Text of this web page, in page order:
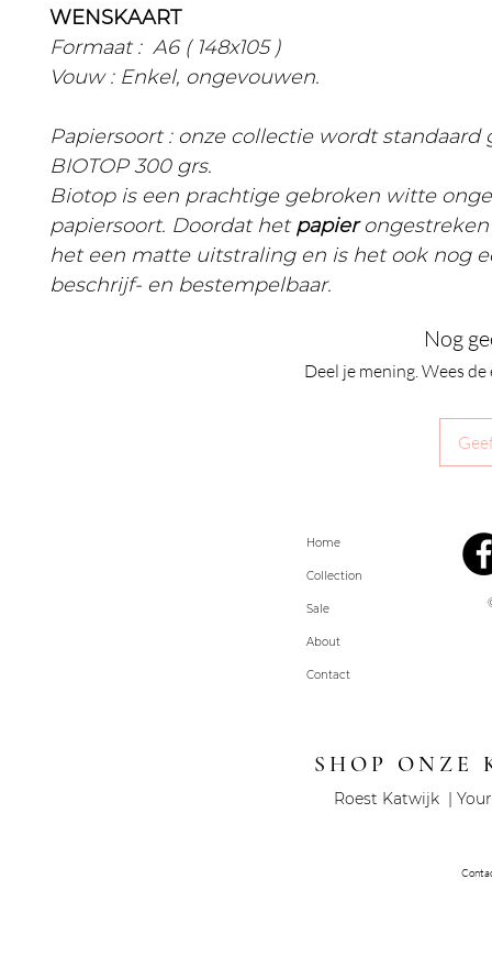
WENSKAART
Formaat : A6 ( 148x105 )
Vouw : Enkel, ongevouwen.
Papiersoort : onze collectie wordt standaard
BIOTOP 300 grs.
Biotop is een prachtige gebroken witte
papiersoort. Doordat het papierongestreken
het een matte uitstraling en is het ook nog
beschrijf- en bestempelbaar.
Nog
Deel je mening. Wees
Home
Collection
Sale
About
Contact
SHOP ONZE
Roest Katwijk |